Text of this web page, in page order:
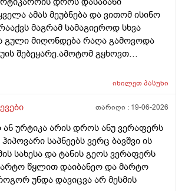
შამპუნი რომ ვიყიდო ბაბეზ3
ბიბცოანის საპობს იტანს
შამპუნი აოხმაროა და ასე მგონია
და თუ ბაბე მახლევს ქავილს ბიბჩენი
სიმშრალისგან მექავება
რონელი?სხვადასხვა აქვს ბუბჩენს
ამას მეუბნება და ვითომ ისინო
მაგრამ სამაგიეროდ სხვა
გული მიღონდება რაღა გამოვოდა
შებეყარე.ამოტომ გყხოვთ
შამპუნს თაფლით რომ აროს იმას და
რომ ვიყიდო იმად?
იხილეთპასუხი
თარიღი : 19-06-2026
ურტიკა არის დროს ანუ ვერაფერს
საპნეებს ვერც ბავშვი ის
სახესა და ტანის გეოს ვერაფერს
წყლით დაიბანეო და მარტო
უნდა დავიცვა არ მესმის